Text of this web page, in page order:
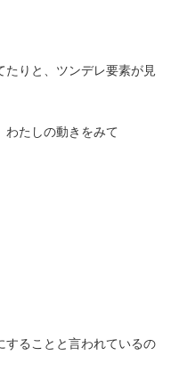
たりと、ツンデレ要素が見
わたしの動きをみて
することと言われているの